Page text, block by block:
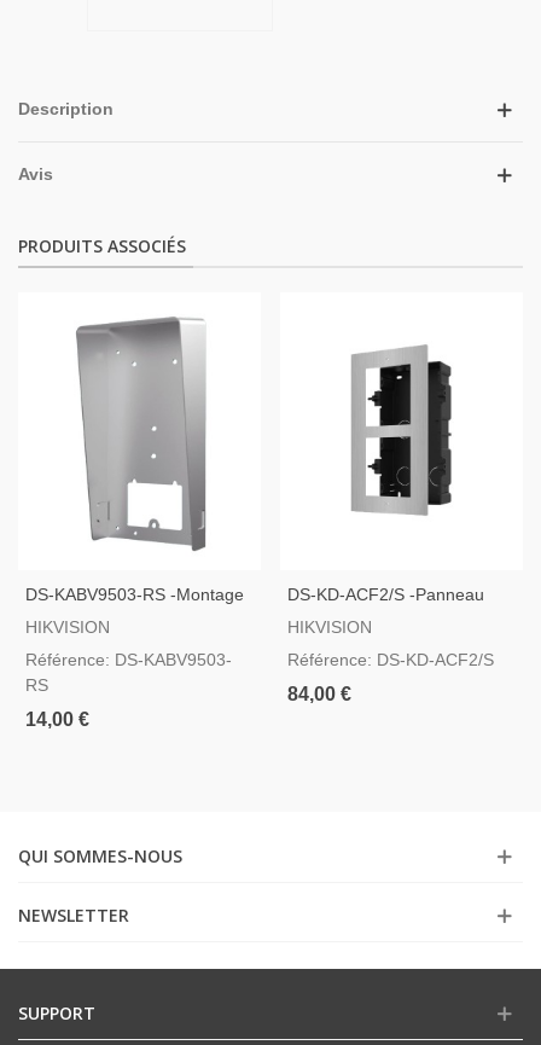
Description
Avis
PRODUITS ASSOCIÉS
DS-KABV9503-RS -Montage
En Saillie Avec Visière
HIKVISION
Référence: DS-KABV9503-
RS
14,00 €
DS-KD-ACF2/S -Panneau
Frontal Et Boîtier Encastré
HIKVISION
Référence: DS-KD-ACF2/S
84,00 €
QUI SOMMES-NOUS
NEWSLETTER
SUPPORT